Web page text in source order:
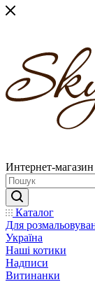
Интернет-магазин
Каталог
Для
Україна
Наші котики
Надписи
Витинанки